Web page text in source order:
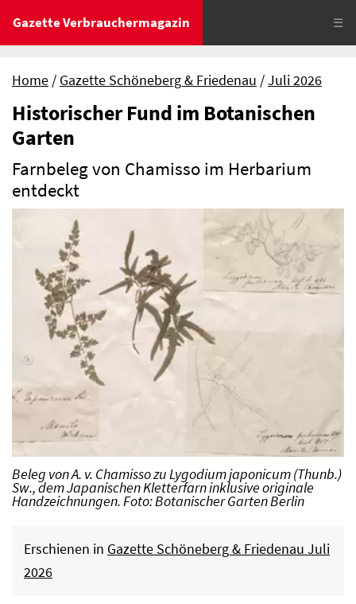
Gazette Verbrauchermagazin ☰
Home Gazette Schöneberg & Friedenau Juli 2026
Historischer Fund im Botanischen
Garten
Farnbeleg von Chamisso im Herbarium
entdeckt
Beleg von A. v. Chamisso zu Lygodium japonicum (Thunb.)
Sw., dem Japanischen Kletterfarn inklusive originale
Handzeichnungen. Foto: Botanischer Garten Berlin
Erschienen in Gazette Schöneberg & Friedenau Juli
2026